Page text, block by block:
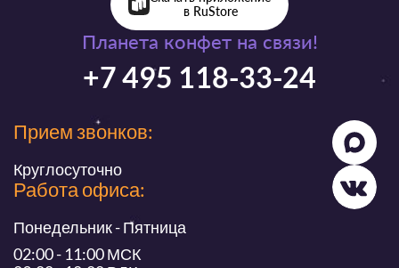
Планета конфет на связи!
+7 495 118-33-24
Прием звонков:
Круглосуточно
Работа офиса:
Понедельник - Пятница
02:00 - 11:00 МСК
в RuStore